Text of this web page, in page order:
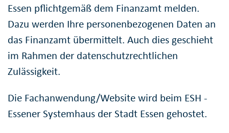
Essen pflichtgemäß dem Finanzamt melden.
Dazu werden Ihre personenbezogenen Daten an
das Finanzamt übermittelt. Auch dies geschieht
im Rahmen der datenschutzrechtlichen
Zulässigkeit.
Die Fachanwendung/Website wird beim ESH -
Essener Systemhaus der Stadt Essen gehostet.